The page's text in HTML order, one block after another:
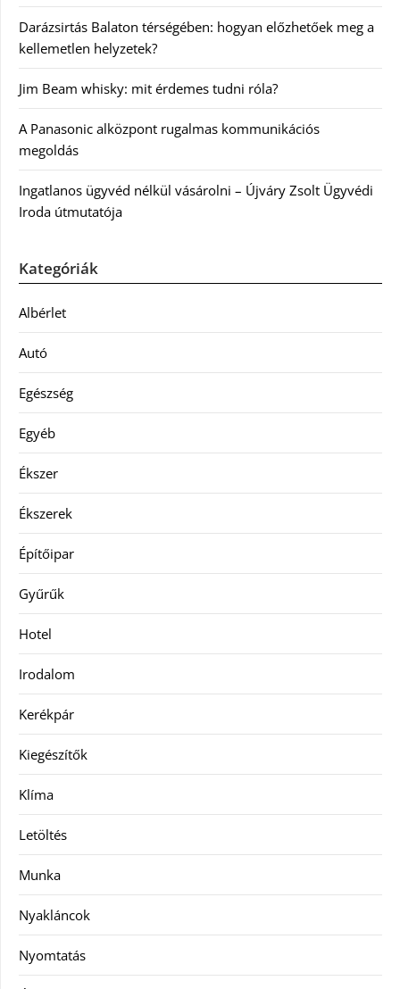
Darázsirtás Balaton térségében: hogyan előzhetőek meg a
kellemetlen helyzetek?
Jim Beam whisky: mit érdemes tudni róla?
A Panasonic alközpont rugalmas kommunikációs
megoldás
Ingatlanos ügyvéd nélkül vásárolni – Újváry Zsolt Ügyvédi
Iroda útmutatója
Kategóriák
Albérlet
Autó
Egészség
Egyéb
Ékszer
Ékszerek
Építőipar
Gyűrűk
Hotel
Irodalom
Kerékpár
Kiegészítők
Klíma
Letöltés
Munka
Nyakláncok
Nyomtatás